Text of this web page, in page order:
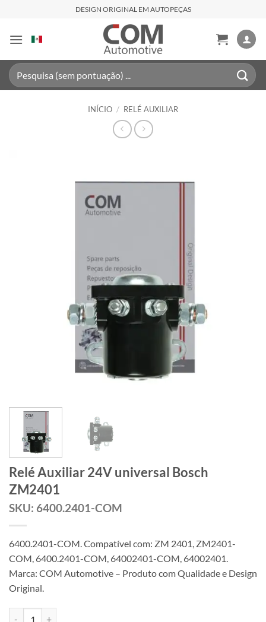
content
DESIGN ORIGINAL EM AUTOPEÇAS
Pesquisar
por:
INÍCIO / RELÉ AUXILIAR
Relé Auxiliar 24V universal Bosch
ZM2401
SKU: 6400.2401-COM
6400.2401-COM. Compatível com: ZM 2401, ZM2401-
COM, 6400.2401-COM, 64002401-COM, 64002401.
Marca: COM Automotive – Produto com Qualidade e Design
Original.